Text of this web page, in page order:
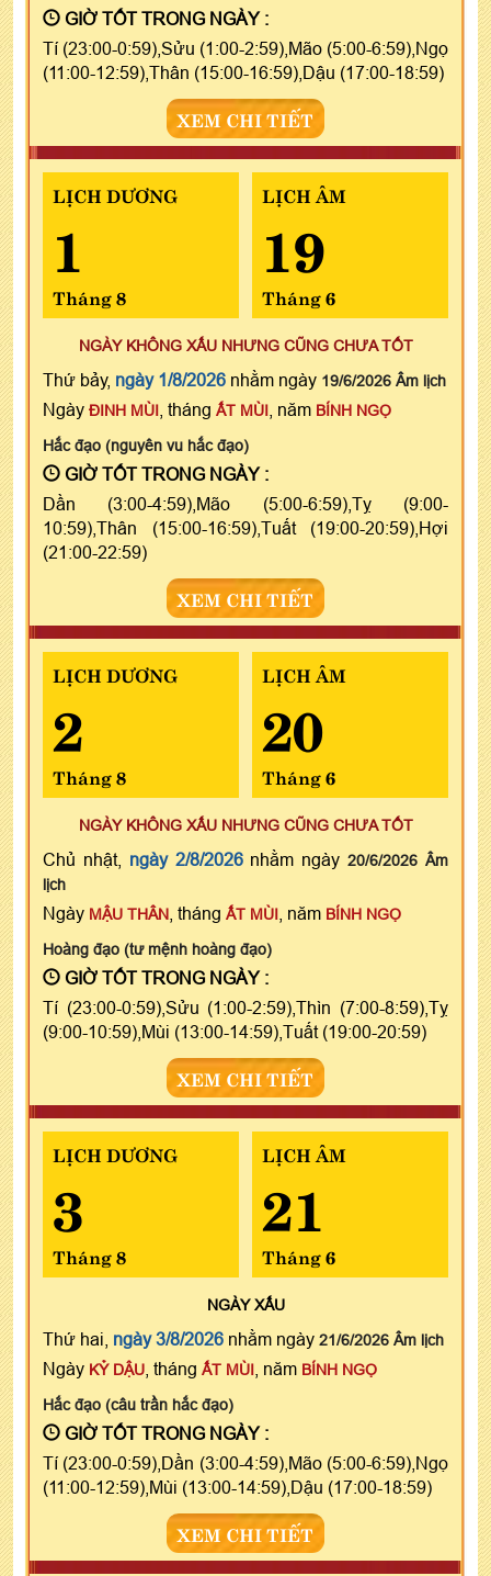
GIỜ TỐT TRONG NGÀY :
Tí (23:00-0:59),Sửu (1:00-2:59),Mão (5:00-6:59),Ngọ
(11:00-12:59),Thân (15:00-16:59),Dậu (17:00-18:59)
XEM CHI TIẾT
LỊCH DƯƠNG
1
Tháng 8
LỊCH ÂM
19
Tháng 6
NGÀY KHÔNG XẤU NHƯNG CŨNG CHƯA TỐT
Thứ bảy, ngày 1/8/2026 nhằm ngày 19/6/2026 Âm lịch
Ngày ĐINH MÙI , tháng ẤT MÙI , năm BÍNH NGỌ
Hắc đạo (nguyên vu hắc đạo)
GIỜ TỐT TRONG NGÀY :
Dần (3:00-4:59),Mão (5:00-6:59),Tỵ (9:00-
10:59),Thân (15:00-16:59),Tuất (19:00-20:59),Hợi
(21:00-22:59)
XEM CHI TIẾT
LỊCH DƯƠNG
2
Tháng 8
LỊCH ÂM
20
Tháng 6
NGÀY KHÔNG XẤU NHƯNG CŨNG CHƯA TỐT
Chủ nhật, ngày 2/8/2026nhằm ngày20/6/2026 Âm
lịch
Ngày MẬU THÂN , tháng ẤT MÙI , năm BÍNH NGỌ
Hoàng đạo (tư mệnh hoàng đạo)
GIỜ TỐT TRONG NGÀY :
Tí (23:00-0:59),Sửu (1:00-2:59),Thìn (7:00-8:59),Tỵ
(9:00-10:59),Mùi (13:00-14:59),Tuất (19:00-20:59)
XEM CHI TIẾT
LỊCH DƯƠNG
3
Tháng 8
LỊCH ÂM
21
Tháng 6
NGÀYXẤU
Thứ hai, ngày 3/8/2026 nhằm ngày 21/6/2026 Âm lịch
Ngày KỶ DẬU , tháng ẤT MÙI , năm BÍNH NGỌ
Hắc đạo (câu trần hắc đạo)
GIỜ TỐT TRONG NGÀY :
Tí (23:00-0:59),Dần (3:00-4:59),Mão (5:00-6:59),Ngọ
(11:00-12:59),Mùi (13:00-14:59),Dậu (17:00-18:59)
XEM CHI TIẾT